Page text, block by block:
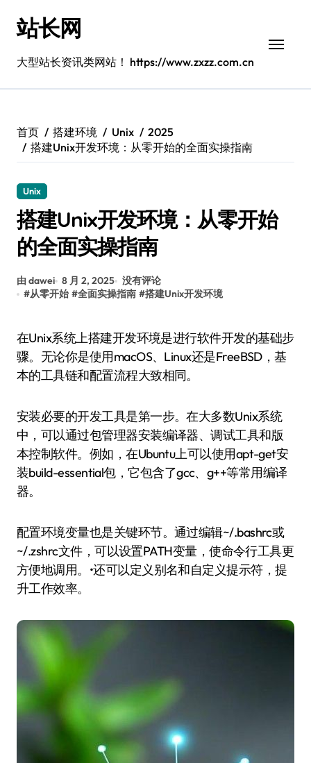
站长网
大型站长资讯类网站！ https://www.zxzz.com.cn
首页 搭建环境 Unix
2025
搭建Unix开发环境：从零开始的全面实操指南
Unix
搭建Unix开发环境：从零开始
的全面实操指南
由 dawei 8 月 2, 2025 没有评论
#从零开始 #全面实操指南 #搭建Unix开发环境
在Unix系统上搭建开发环境是进行软件开发的基础步
骤。无论你是使用macOS、Linux还是FreeBSD，基
本的工具链和配置流程大致相同。
安装必要的开发工具是第一步。在大多数Unix系统
中，可以通过包管理器安装编译器、调试工具和版
本控制软件。例如，在Ubuntu上可以使用apt-get安
装build-essential包，它包含了gcc、g++等常用编译
器。
配置环境变量也是关键环节。通过编辑~/.bashrc或
~/.zshrc文件，可以设置PATH变量，使命令行工具更
方便地调用。•还可以定义别名和自定义提示符，提
升工作效率。